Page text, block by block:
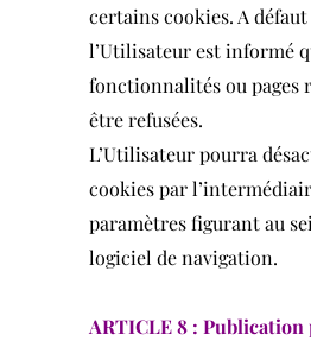
certains cookies. A défaut
l’Utilisateur est informé
fonctionnalités ou pages
être refusées.
L’Utilisateur pourra
cookies par
paramètres figurant au
logiciel de navigation.
ARTICLE 8 : Publication